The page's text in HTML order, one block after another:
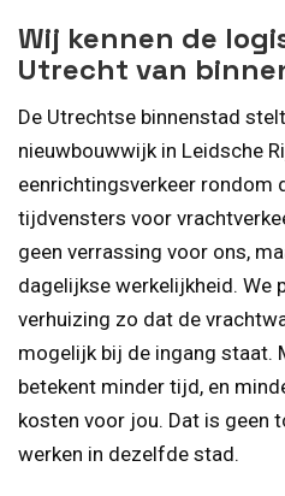
Wij kennen de
Utrecht van
De Utrechtse binnenstad
nieuwbouwwijk in Leidsche
eenrichtingsverkeer rondom
tijdvensters voor
geen verrassing voor ons,
dagelijkse werkelijkheid. We
verhuizing zo dat de
mogelijk bij de ingang staat.
betekent minder tijd, en
kosten voor jou. Dat is geen
werken in dezelfde stad.